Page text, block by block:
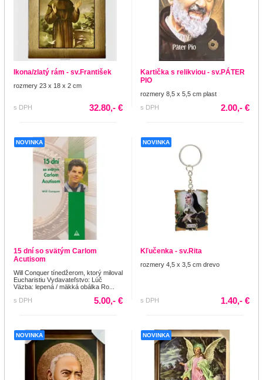
Ikona/zlatý rám - sv.František
rozmery 23 x 18 x 2 cm
s DPH 32.80,- €
Kartička s relikviou - sv.PÁTER
PIO
rozmery 8,5 x 5,5 cm plast
s DPH
2.00,- €
NOVINKA
15 dní so svätým Carlom
Acutisom
Will Conquer tínedžerom, ktorý miloval
Eucharistiu Vydavateľstvo: Lúč
Väzba: lepená / mäkká obálka Ro...
s DPH
5.00,- €
NOVINKA
Kľučenka - sv.Rita
rozmery 4,5 x 3,5 cm drevo
s DPH 1.40,- €
NOVINKA NOVINKA